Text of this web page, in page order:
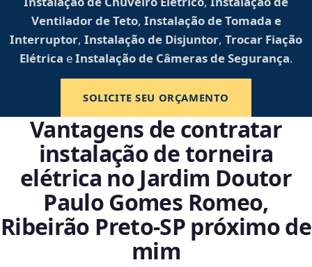
Ventilador de Teto, Instalação de Tomada e
Interruptor, Instalação de Disjuntor, Trocar Fiação
Elétrica eInstalação de Câmeras de Segurança.
SOLICITE SEU ORÇAMENTO
Vantagens de contratar
instalação de torneira
elétrica no Jardim Doutor
Paulo Gomes Romeo,
Ribeirão Preto‑SP próximo de
mim